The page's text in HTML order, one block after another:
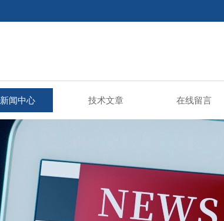
新闻中心 技术文章 在线留言